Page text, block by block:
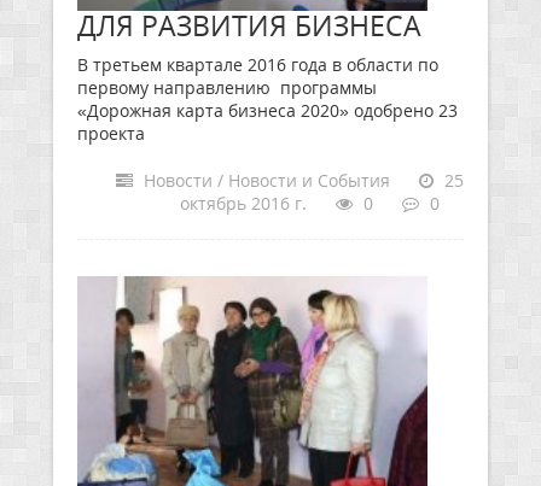
ДЛЯ РАЗВИТИЯ БИЗНЕСА
В третьем квартале 2016 года в области по
первому направлению программы
«Дорожная карта бизнеса 2020» одобрено 23
проекта
Новости / Новости и События
25
октябрь 2016 г.
0 0